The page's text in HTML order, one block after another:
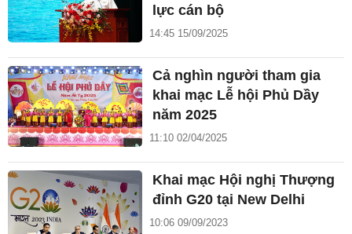
lực cán bộ
14:45 15/09/2025
Cả nghìn người tham gia
khai mạc Lễ hội Phủ Dầy
năm 2025
11:10 02/04/2025
Khai mạc Hội nghị Thượng
đỉnh G20 tại New Delhi
10:06 09/09/2023